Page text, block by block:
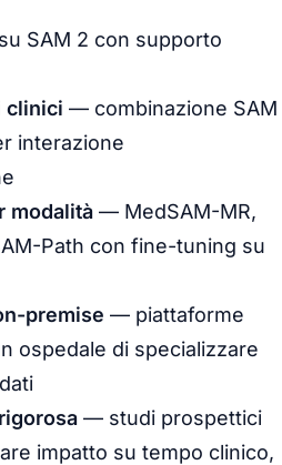
SAM 2 con supporto
clinici — combinazione SAM
interazione
modalità — MedSAM-MR,
Path con fine-tuning su
premise — piattaforme
ospedale di specializzare
— studi prospettici
impatto su tempo clinico,